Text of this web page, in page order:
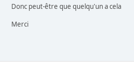
Donc peut-être que quelqu'un a cela
Merci